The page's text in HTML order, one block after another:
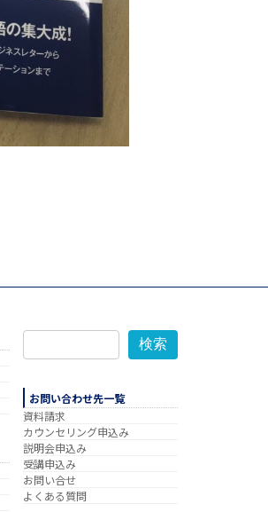
検索
お問い合わせ先一覧
資料請求
カウンセリング申込み
説明会申込み
受講申込み
お問い合せ
よくある質問